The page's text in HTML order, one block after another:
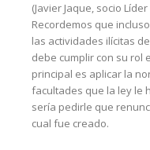
(Javier Jaque, socio
Recordemos que
las actividades ilícitas
debe cumplir con su rol
principal es aplicar la
facultades que la ley le
sería pedirle que
cual fue creado.